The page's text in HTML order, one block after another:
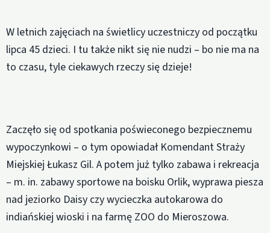
W letnich zajęciach na świetlicy uczestniczy od początku
lipca 45 dzieci. I tu także nikt się nie nudzi – bo nie ma na
to czasu, tyle ciekawych rzeczy się dzieje!
Zaczęło się od spotkania poświeconego bezpiecznemu
wypoczynkowi – o tym opowiadał Komendant Straży
Miejskiej Łukasz Gil. A potem już tylko zabawa i rekreacja
– m. in. zabawy sportowe na boisku Orlik, wyprawa piesza
nad jeziorko Daisy czy wycieczka autokarowa do
indiańskiej wioski i na farmę ZOO do Mieroszowa.